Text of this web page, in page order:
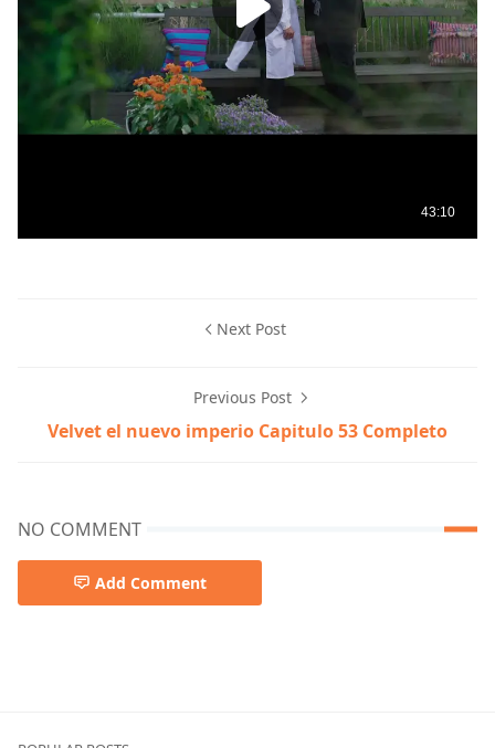
Next Post
Previous Post
Velvet el nuevo imperio Capitulo 53 Completo
NO COMMENT
Add Comment